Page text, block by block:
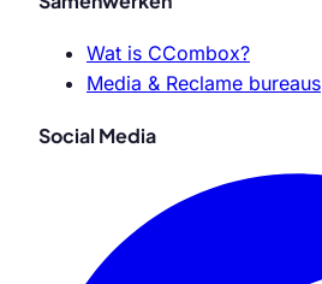
Wat is CCombox?
Media & Reclame bureaus
Social Media